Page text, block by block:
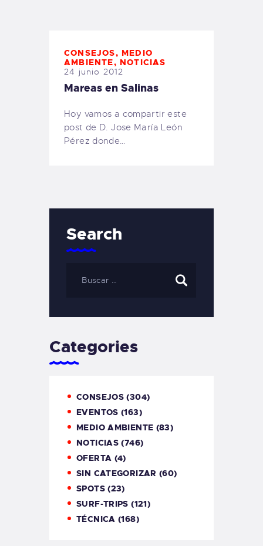
CONSEJOS, MEDIO
AMBIENTE, NOTICIAS
24 junio 2012
Mareas en Salinas
Hoy vamos a compartir este
post de D. Jose María León
Pérez donde…
Search
Categories
CONSEJOS (304)
EVENTOS (163)
MEDIO AMBIENTE (83)
NOTICIAS (746)
OFERTA (4)
SIN CATEGORIZAR (60)
SPOTS(23)
SURF-TRIPS (121)
TÉCNICA (168)